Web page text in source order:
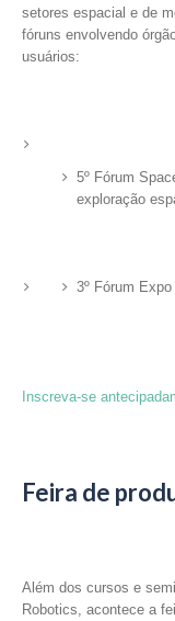
setores espacial e de
fóruns envolvendo
usuários:
5º Fórum
exploração
3º Fórum
Inscreva-se
Feira de
Além dos cursos e
Robotics, acontece a